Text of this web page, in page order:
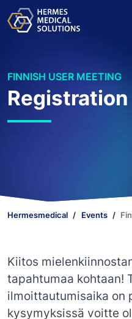
FINNISH USER MEETING
Registration
Hermesmedical Events
Kiitos
tapahtumaa kohtaan!
ilmoittautumisaika on
kysymyksissä voitte